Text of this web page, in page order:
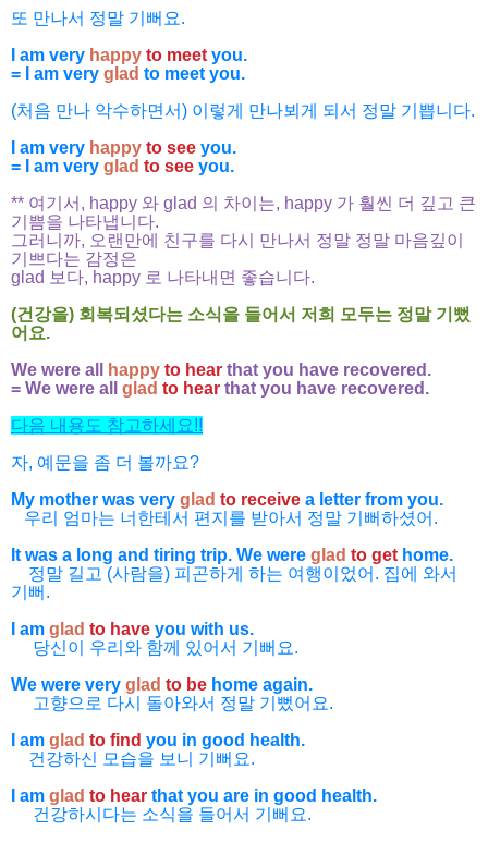
또 만나서 정말 기뻐요.
I am very happy to meet you.
= I am very glad to meet you.
(처음 만나 악수하면서) 이렇게 만나뵈게 되서 정말 기쁩니다.
I am very happy to see you.
= I am very glad to see you.
** 여기서, happy 와 glad 의 차이는, happy 가 훨씬 더 깊고 큰
기쁨을 나타냅니다.
그러니까, 오랜만에 친구를 다시 만나서 정말 정말 마음깊이
기쁘다는 감정은
glad 보다, happy 로 나타내면 좋습니다.
(건강을) 회복되셨다는 소식을 들어서 저희 모두는 정말 기뻤
어요.
We were all
happy to hear that you have recovered.
= We were all glad to hear that you have recovered.
다음 내용도 참고하세요!!
자, 예문을 좀 더 볼까요?
My mother was very glad to receive a letter from you.
우리 엄마는 너한테서 편지를 받아서 정말 기뻐하셨어.
It was a long and tiring trip. We were glad to get home.
정말 길고 (사람을) 피곤하게 하는 여행이었어. 집에 와서
기뻐.
I am glad to have you with us.
당신이 우리와 함께 있어서 기뻐요.
We were very glad to be home again.
고향으로 다시 돌아와서 정말 기뻤어요.
I am glad to find you in good health.
건강하신 모습을 보니 기뻐요.
I am glad to hear that you are in good health.
건강하시다는 소식을 들어서 기뻐요.